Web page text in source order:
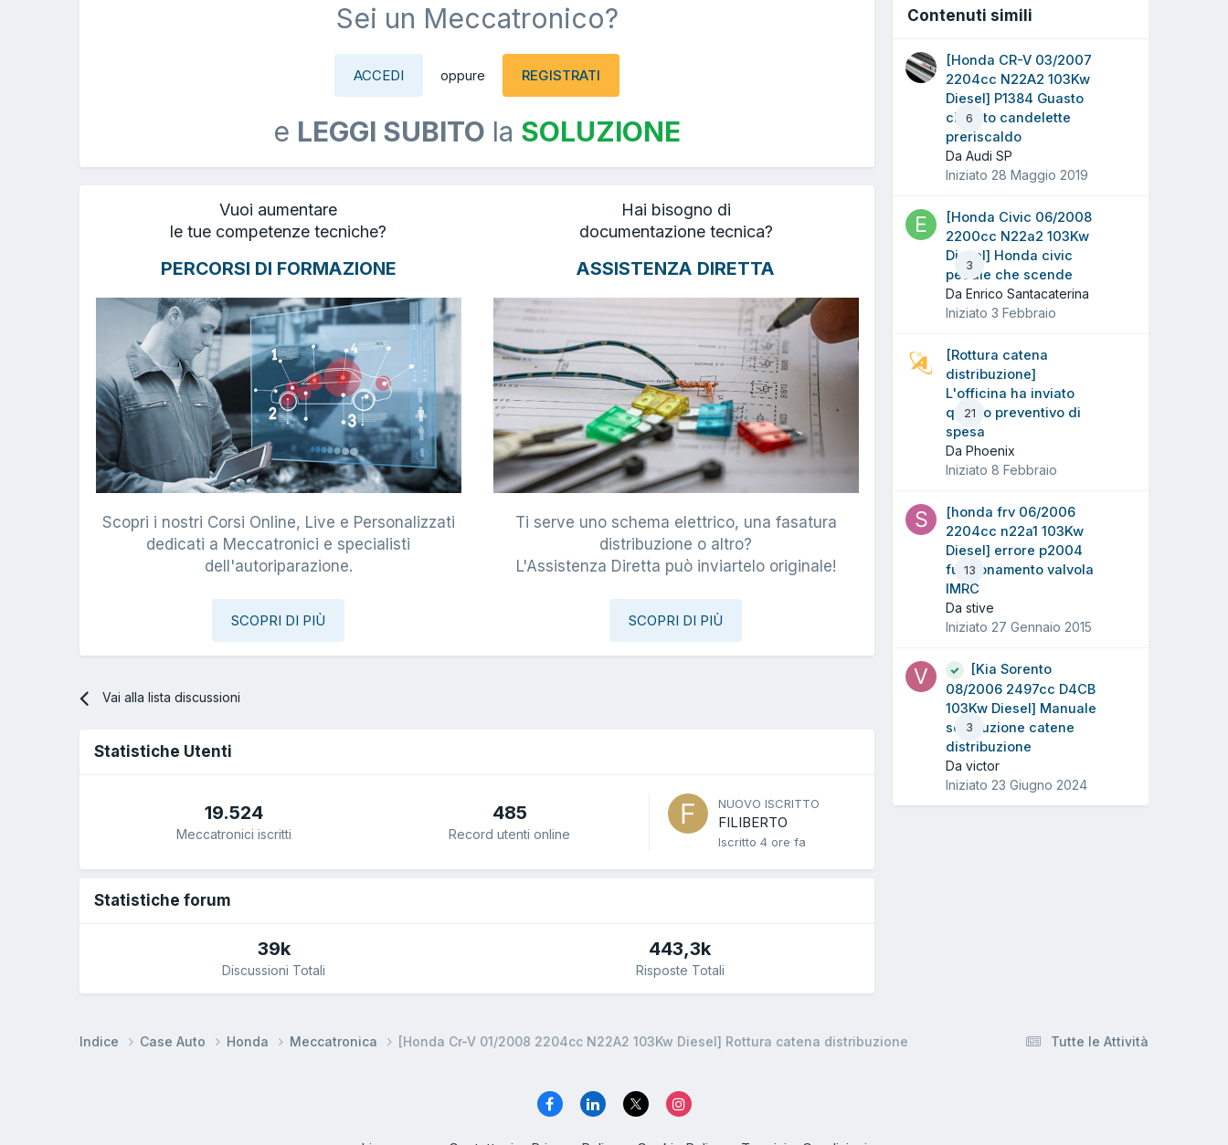
Sei un Meccatronico?
ACCEDI oppure REGISTRATI
e LEGGI SUBITO la SOLUZIONE
Vuoi aumentare
le tue competenze tecniche?
PERCORSI DI FORMAZIONE
Scopri i nostri Corsi Online, Live e Personalizzati
dedicati a Meccatronici e specialisti
dell'autoriparazione.
SCOPRI DI PIÙ
Hai bisogno di
documentazione tecnica?
ASSISTENZA DIRETTA
Ti serve uno schema elettrico, una fasatura
distribuzione o altro?
L'Assistenza Diretta può inviartelo originale!
SCOPRI DI PIÙ
Vai alla lista discussioni
Statistiche Utenti
19.524
Meccatronici iscritti
485
Record utenti online
NUOVO ISCRITTO
FILIBERTO
Iscritto 4 ore fa
Statistiche forum
39k
Discussioni Totali
443,3k
Risposte Totali
Contenuti simili
6
[Honda CR-V 03/2007
2204cc N22A2 103Kw
Diesel] P1384 Guasto
circuito candelette
preriscaldo
Da Audi SP
Iniziato 28 Maggio 2019
3
[Honda Civic 06/2008
2200cc N22a2 103Kw
Diesel] Honda civic
pedale che scende
Da Enrico Santacaterina
Iniziato 3 Febbraio
21
[Rottura catena
distribuzione]
L'officina ha inviato
questo preventivo di
spesa
Da Phoenix
Iniziato 8 Febbraio
13
[honda frv 06/2006
2204cc n22a1 103Kw
Diesel] errore p2004
funzionamento valvola
IMRC
Da stive
Iniziato 27 Gennaio 2015
3
[Kia Sorento
08/2006 2497cc D4CB
103Kw Diesel] Manuale
sostituzione catene
distribuzione
Da victor
Iniziato 23 Giugno 2024
Tutte le Attività
Indice Case Auto Honda Meccatronica [Honda Cr-V 01/2008 2204cc N22A2 103Kw Diesel] Rottura catena distribuzione